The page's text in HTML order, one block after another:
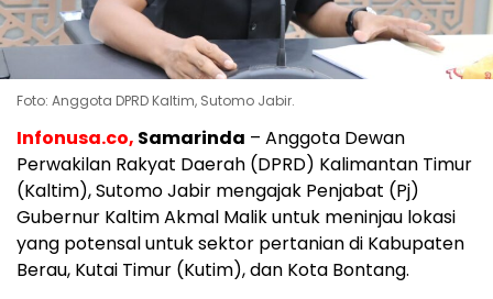
Foto: Anggota DPRD Kaltim, Sutomo Jabir.
Infonusa.co, Samarinda – Anggota Dewan
Perwakilan Rakyat Daerah (DPRD) Kalimantan Timur
(Kaltim), Sutomo Jabir mengajak Penjabat (Pj)
Gubernur Kaltim Akmal Malik untuk meninjau lokasi
yang potensal untuk sektor pertanian di Kabupaten
Berau, Kutai Timur (Kutim), dan Kota Bontang.